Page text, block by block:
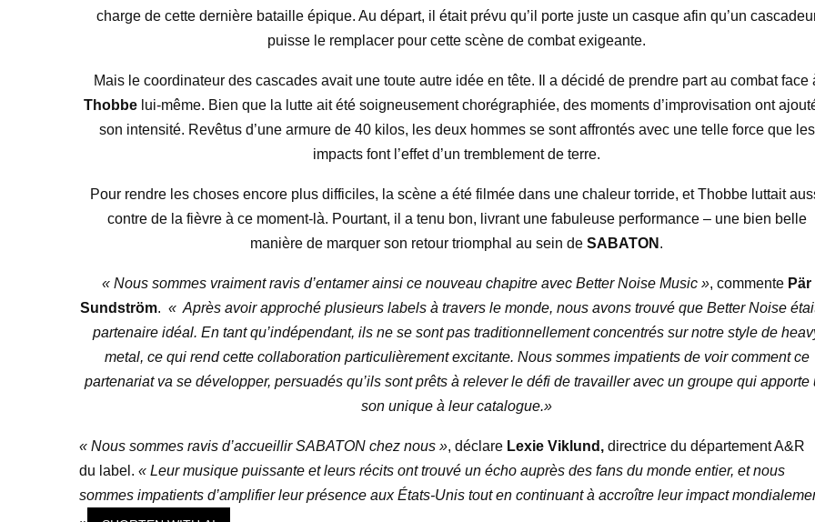
charge de cette dernière bataille épique. Au départ, il était prévu qu’il porte juste un casque afin qu’un
puisse le remplacer pour cette scène de combat exigeante.
Mais le coordinateur des cascades avait une toute autre idée en tête. Il a décidé de prendre part au combat face
Thobbelui-même. Bien que la lutte ait été soigneusement chorégraphiée, des moments d’improvisation ont
son intensité. Revêtus d’une armure de 40 kilos, les deux hommes se sont affrontés avec une telle force que les
impacts font l’effet d’un tremblement de terre.
Pour rendre les choses encore plus difficiles, la scène a été filmée dans une chaleur torride, et Thobbe luttait
contre de la fièvre à ce moment-là. Pourtant, il a tenu bon, livrant une fabuleuse performance – une bien belle
manière de marquer son retour triomphal au sein de SABATON .
« Nous sommes vraiment ravis d’entamer ainsi ce nouveau chapitre avec Better Noise Music », commente Pär
Sundström. « Après avoir approché plusieurs labels à travers le monde, nous avons trouvé que Better Noise
partenaire idéal. En tant qu’indépendant, ils ne se sont pas traditionnellement concentrés sur notre style de
metal, ce qui rend cette collaboration particulièrement excitante. Nous sommes impatients de voir comment ce
partenariat va se développer, persuadés qu’ils sont prêts à relever le défi de travailler avec un groupe qui apporte
son unique à leur catalogue.»
« Nous sommes ravis d’accueillir SABATON chez nous », déclare Lexie Viklund, directrice du département A&R
du label. « Leur musique puissante et leurs récits ont trouvé un écho auprès des fans du monde entier, et nous
sommes impatients d’amplifier leur présence aux États-Unis tout en continuant à accroître leur impact